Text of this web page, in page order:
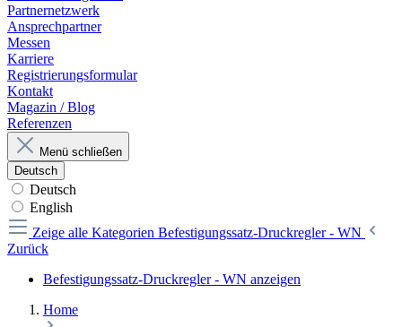
Partnernetzwerk
Ansprechpartner
Messen
Karriere
Registrierungsformular
Kontakt
Magazin / Blog
Referenzen
Menü schließen
Deutsch
Deutsch
English
Zeige alle Kategorien Befestigungssatz-Druckregler - WN
Zurück
Befestigungssatz-Druckregler - WN anzeigen
Home